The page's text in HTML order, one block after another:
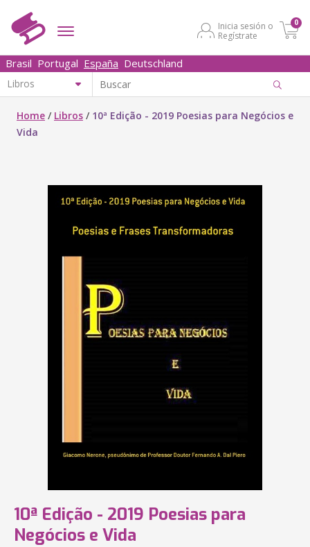
Inicia sesión o
Regístrate
0
Brasil Portugal España Deutschland
Home / Libros / 10ª Edição - 2019 Poesias para Negócios e
Vida
10ª Edição - 2019 Poesias para
Negócios e Vida